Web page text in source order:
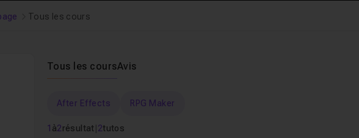
Tous les cours
Tous les coursAvis
After Effects RPG Maker
1 à2résultat 2tutos